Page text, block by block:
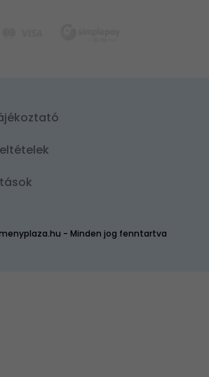
- Minden jog fenntartva